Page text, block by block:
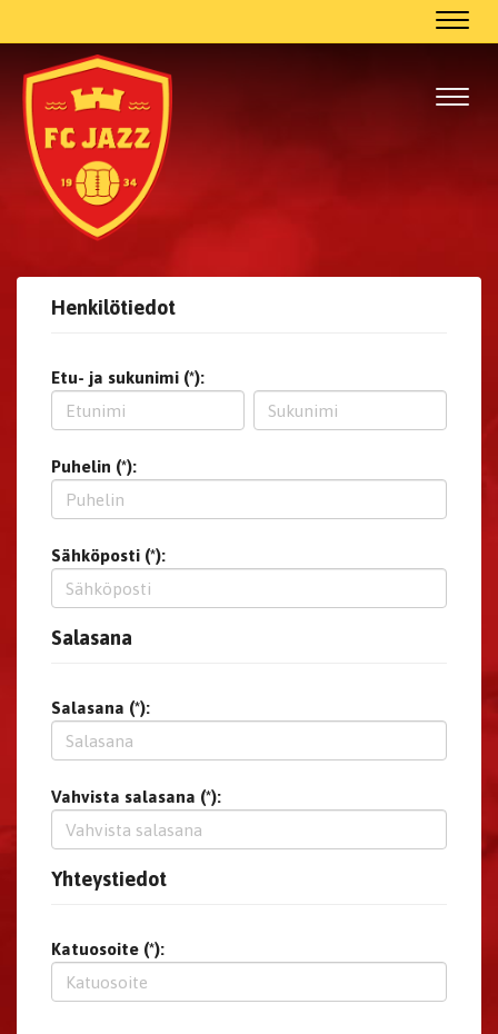
Henkilötiedot
Etu- ja sukunimi (*):
Puhelin (*):
Sähköposti (*):
Salasana
Salasana (*):
Vahvista salasana (*):
Yhteystiedot
Katuosoite (*):